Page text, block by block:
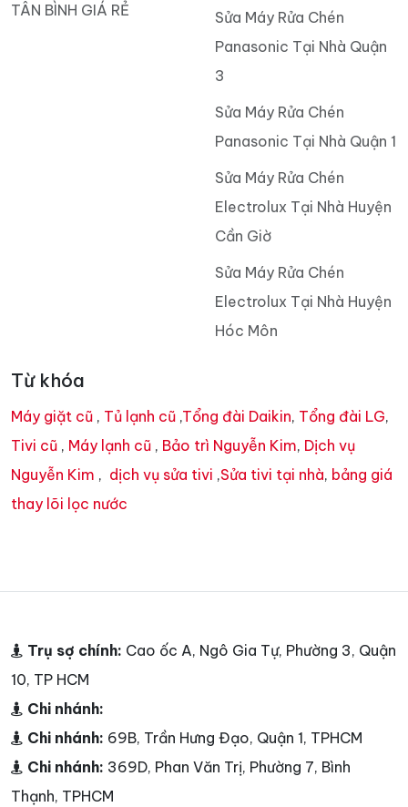
TÂN BÌNH GIÁ RẺ
Sửa Máy Rửa Chén
Panasonic Tại Nhà Quận
3
Sửa Máy Rửa Chén
Panasonic Tại Nhà Quận 1
Sửa Máy Rửa Chén
Electrolux Tại Nhà Huyện
Cần Giờ
Sửa Máy Rửa Chén
Electrolux Tại Nhà Huyện
Hóc Môn
Từ khóa
Máy giặt cũ , Tủ lạnh cũ ,Tổng đài Daikin, Tổng đài LG,
Tivi cũ , Máy lạnh cũ , Bảo trì Nguyễn Kim, Dịch vụ
Nguyễn Kim , dịch vụ sửa tivi ,Sửa tivi tại nhà, bảng giá
thay lõi lọc nước
Trụ sợ chính: Cao ốc A, Ngô Gia Tự, Phường 3, Quận
10, TP HCM
Chi nhánh:
Chi nhánh: 69B, Trần Hưng Đạo, Quận 1, TPHCM
Chi nhánh: 369D, Phan Văn Trị, Phường 7, Bình
Thạnh, TPHCM